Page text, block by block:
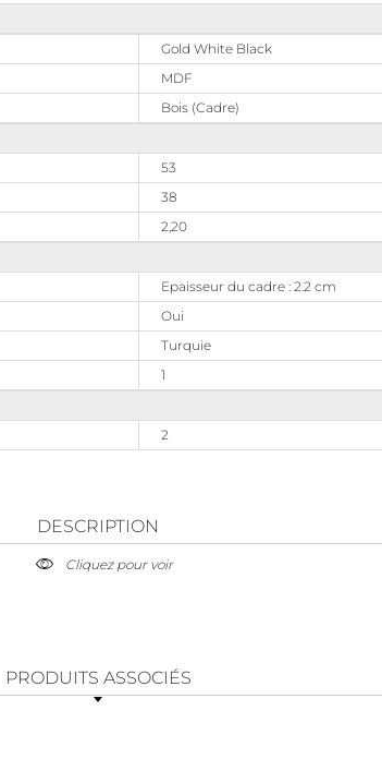
Gold White Black
MDF
Bois (Cadre)
53
38
2,20
Epaisseur du cadre : 2.2 cm
Oui
Turquie
1
2
DESCRIPTION
Cliquez pour voir
PRODUITS ASSOCIÉS